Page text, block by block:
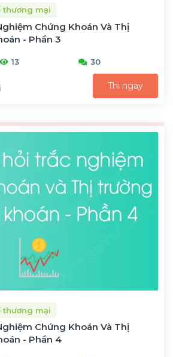
thương mại
Chứng Khoán Và Thị
- Phần 3
13 30
Thi ngay
thương mại
Chứng Khoán Và Thị
- Phần 4